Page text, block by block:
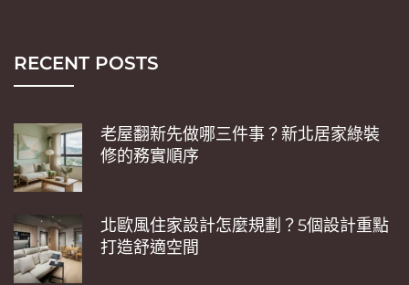
RECENT POSTS
老屋翻新先做哪三件事？新北居家綠裝
修的務實順序
北歐風住家設計怎麼規劃？5個設計重點
打造舒適空間